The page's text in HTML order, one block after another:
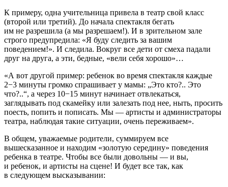
К примеру, одна учительница привела в театр свой класс
(второй или третий). До начала спектакля бегать
им не разрешила (а мы разрешаем!). И в зрительном зале
строго предупредила: «Я буду следить за вашим
поведением!». И следила. Вокруг все дети от смеха падали
друг на друга, а эти, бедные, «вели себя хорошо»…
«А вот другой пример: ребенок во время спектакля каждые
2−3 минуты громко спрашивает у мамы: „Это кто?.. Это
что?..“, а через 10−15 минут начинает отвлекаться,
заглядывать под скамейку или залезать под нее, ныть, просить
поесть, попить и пописать. Мы — артисты и администраторы
театра, наблюдая такие ситуации, очень переживаем».
В общем, уважаемые родители, суммируем все
вышесказанное и находим «золотую середину» поведения
ребенка в театре. Чтобы все были довольны — и вы,
и ребенок, и артисты на сцене! И будет все так, как
в следующем высказывании: